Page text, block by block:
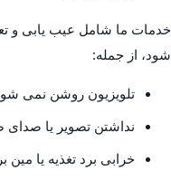
خدمات ما شامل عیب یابی و
شود، از جمله:
تلویزیون روشن نمی
نداشتن تصویر یا
خرابی برد تغذیه یا مین